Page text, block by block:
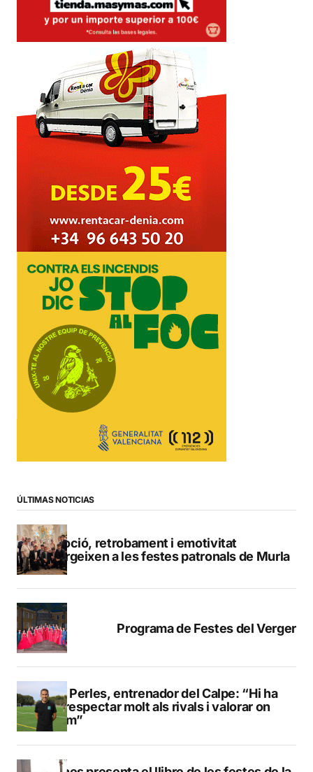
ÚLTIMAS NOTICIAS
Devoció, retrobament i emotivitat
emergeixen a les festes patronals de Murla
Programa de Festes del Verger
Pere Perles, entrenador del Calpe: “Hi ha
que respectar molt als rivals i valorar on
estem”